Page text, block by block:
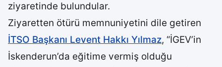
ziyaretinde bulundular.
Ziyaretten ötürü memnuniyetini dile getiren
İTSO Başkanı Levent Hakkı Yılmaz, “İGEV’in
İskenderun’da eğitime vermiş olduğu